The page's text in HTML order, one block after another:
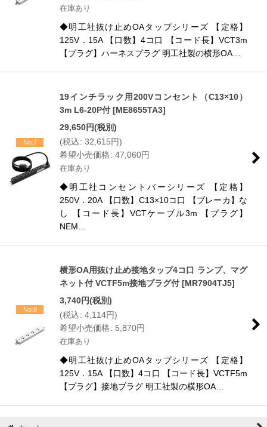
在庫あり
◆明工社抜け止めOAタップシリーズ 【定格】
125V．15A 【口数】4コ口 【コード長】VCT3m
【プラグ】ハーネスプラグ 明工社製の横形OA…
No.7
19インチラック用200Vコンセント（C13×10）
3m L6-20P付 [ME8655TA3]
29,650円(税別)
(税込: 32,615円)
希望小売価格: 47,060円
在庫あり
◆明工社コンセントバーシリーズ 【定格】
250V．20A 【口数】C13×10コ口 【ブレーカ】な
し 【コード長】VCTケーブル3m 【プラグ】
NEM…
No.8
横形OA用抜け止め接地タップ4コ口 ランプ、マグ
ネット付 VCTF5m接地プラグ付 [MR7904TJ5]
3,740円(税別)
(税込: 4,114円)
希望小売価格: 5,870円
在庫あり
◆明工社抜け止めOAタップシリーズ 【定格】
125V．15A 【口数】4コ口 【コード長】VCTF5m
【プラグ】接地プラグ 明工社製の横形OA…